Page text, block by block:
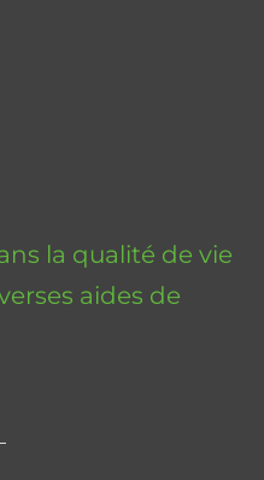
la qualité de vie
aides de